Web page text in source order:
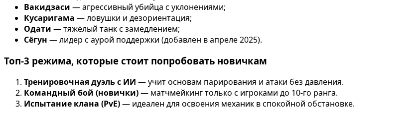
Вакидзаси — агрессивный убийца с уклонениями;
Кусаригама — ловушки и дезориентация;
Одати — тяжёлый танк с замедлением;
Сёгун — лидер с аурой поддержки (добавлен в апреле 2025).
Топ-3 режима, которые стоит попробовать новичкам
Тренировочная дуэль с ИИ — учит основам парирования и атаки без давления.
Командный бой (новички)— матчмейкинг только с игроками до 10-го ранга.
Испытание клана (PvE)— идеален для освоения механик в спокойной обстановке.